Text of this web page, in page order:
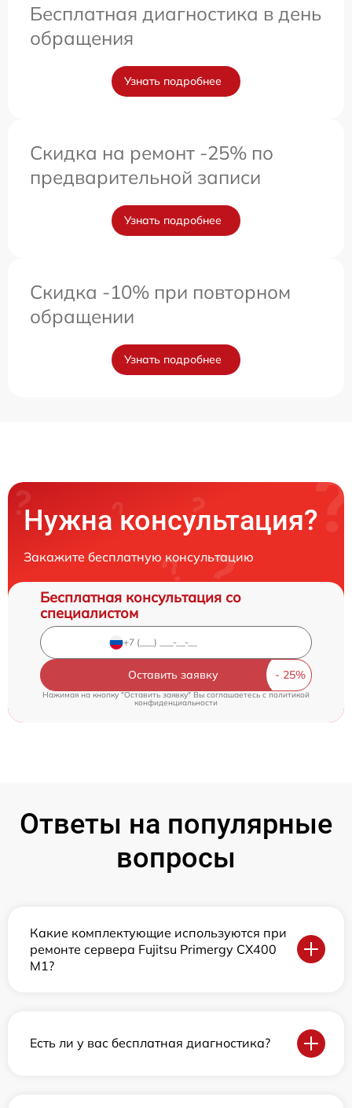
Бесплатная диагностика в день
обращения
Узнать подробнее
Скидка на ремонт -25% по
предварительной записи
Узнать подробнее
Скидка -10% при повторном
обращении
Узнать подробнее
Нужна консультация?
Закажите бесплатную консультацию
Бесплатная консультация со
специалистом
Оставить заявку
Нажимая на кнопку "Оставить заявку" Вы соглашаетесь cполитикой
конфиденциальности
Ответы на популярные
вопросы
Какие комплектующие используются при
ремонте сервера Fujitsu Primergy CX400
M1?
Есть ли у вас бесплатная диагностика?